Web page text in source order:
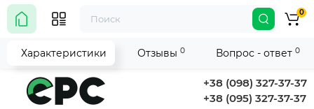
+38 (098) 327-37-37
+38 (095) 327-37-37
0
Характеристики Отзывы 0 Вопрос - ответ 0